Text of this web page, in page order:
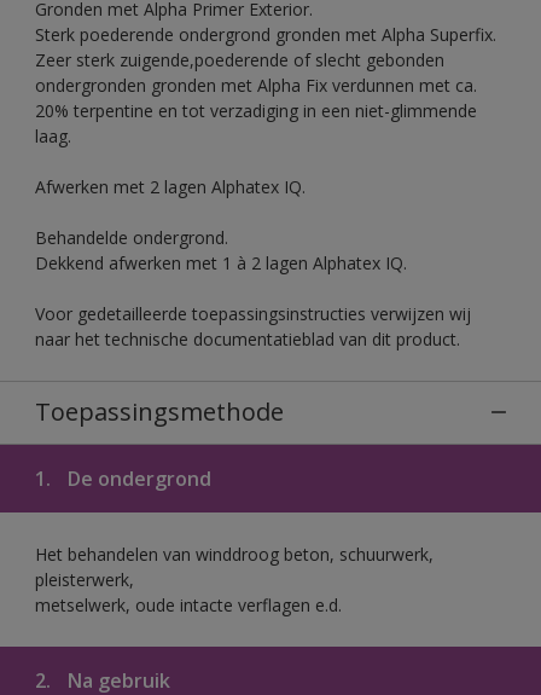
Gronden met Alpha Primer Exterior.
Sterk poederende ondergrond gronden met Alpha Superfix.
Zeer sterk zuigende,poederende of slecht gebonden
ondergronden gronden met Alpha Fix verdunnen met ca.
20% terpentine en tot verzadiging in een niet-glimmende
laag.
Afwerken met 2 lagen Alphatex IQ.
Behandelde ondergrond.
Dekkend afwerken met 1 à 2 lagen Alphatex IQ.
Voor gedetailleerde toepassingsinstructies verwijzen wij
naar het technische documentatieblad van dit product.
Toepassingsmethode
1. De ondergrond
Het behandelen van winddroog beton, schuurwerk,
pleisterwerk,
metselwerk, oude intacte verflagen e.d.
2. Na gebruik